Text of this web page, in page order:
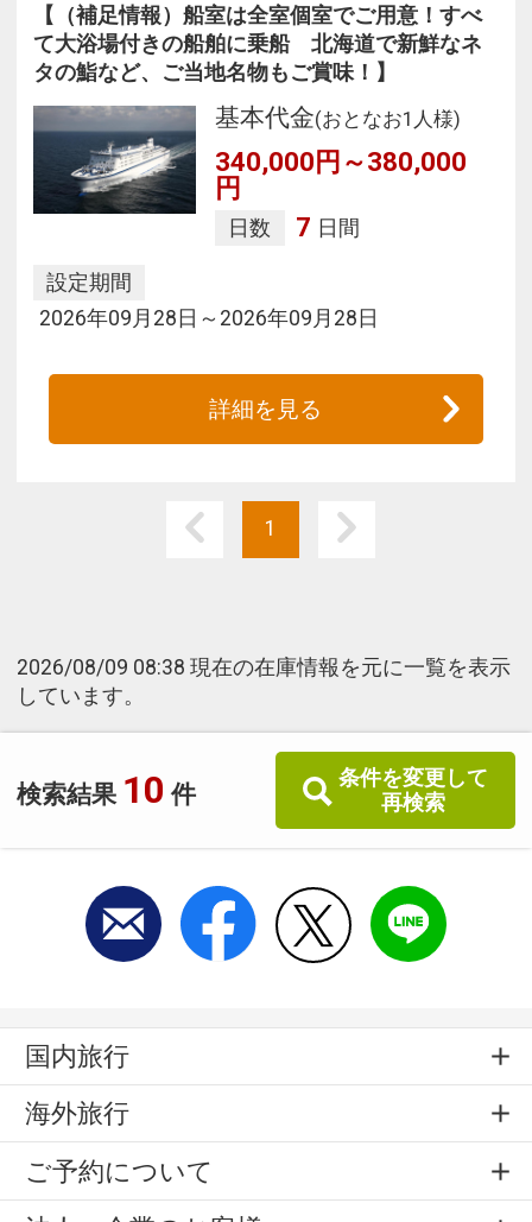
検索結果 10 件
条件を変更して
再検索
【（補足情報）船室は全室個室でご用意！すべ
て大浴場付きの船舶に乗船 北海道で新鮮なネ
タの鮨など、ご当地名物もご賞味！】
基本代金(おとなお1人様)
340,000円～380,000
円
日数 7 日間
設定期間
2026年09月28日～2026年09月28日
詳細を見る
1
2026/08/09 08:38 現在の在庫情報を元に一覧を表示
しています。
国内旅行
海外旅行
ご予約について